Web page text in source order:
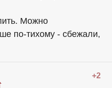
Можно
по-тихому - сбежали,
+2